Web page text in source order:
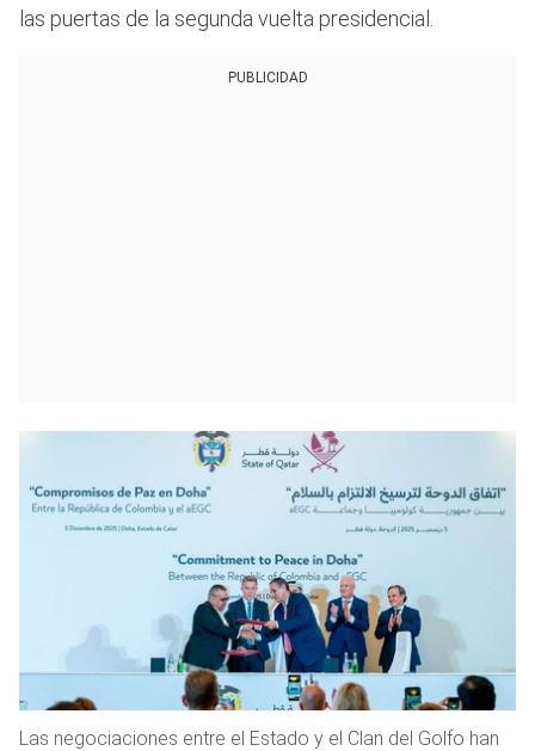
las puertas de la segunda vuelta presidencial.
PUBLICIDAD
Las negociaciones entre el Estado y el Clan del Golfo han